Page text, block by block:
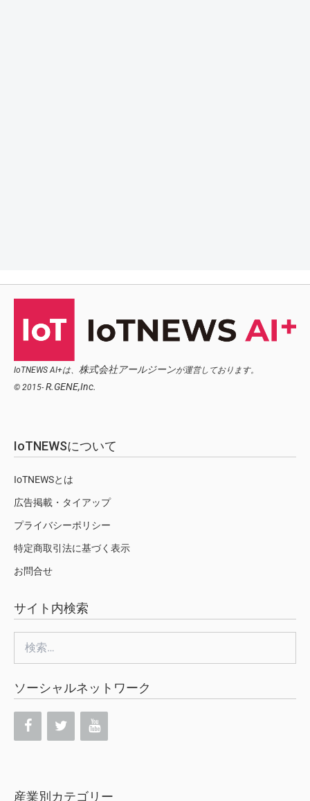
IoTNEWS AI+は、 株式会社アールジーンが運営しております。
© 2015- R.GENE,Inc.
IoTNEWSについて
IoTNEWSとは
広告掲載・タイアップ
プライバシーポリシー
特定商取引法に基づく表示
お問合せ
サイト内検索
索:
ソーシャルネットワーク
産業別カテゴリー